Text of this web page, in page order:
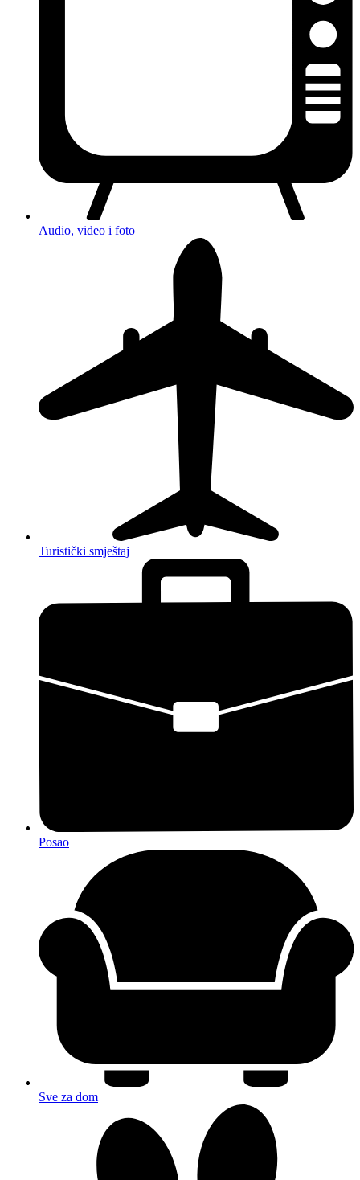
Audio, video i foto
Turistički smještaj
Posao
Sve za dom